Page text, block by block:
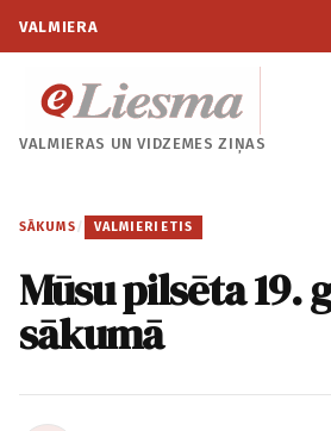
VALMIERA
VALMIERAS UNVIDZEMES ZIŅAS
SĀKUMS / VALMIERIETIS
Mūsu pilsēta 19.
sākumā